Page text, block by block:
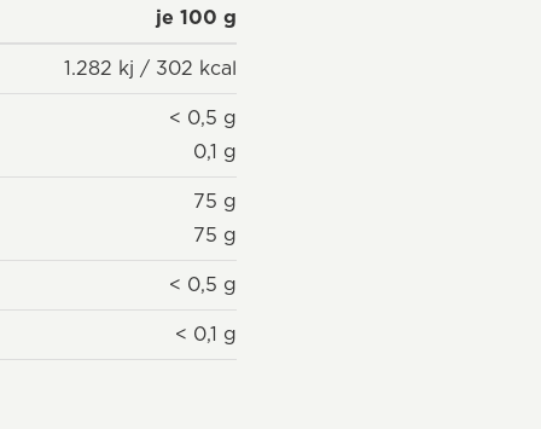
je 100 g
1.282 kj / 302 kcal
< 0,5 g
0,1 g
75 g
75 g
< 0,5 g
< 0,1 g